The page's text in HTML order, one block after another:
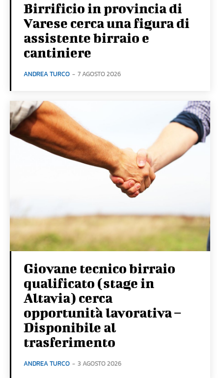
Birrificio in provincia di
Varese cerca una figura di
assistente birraio e
cantiniere
ANDREA TURCO - 7 AGOSTO 2026
Giovane tecnico birraio
qualificato (stage in
Altavia) cerca
opportunità lavorativa –
Disponibile al
trasferimento
ANDREA TURCO - 3 AGOSTO 2026